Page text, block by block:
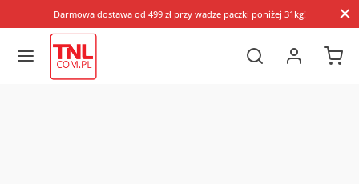
Darmowa dostawa od 499 zł przy wadze paczki poniżej 31kg!